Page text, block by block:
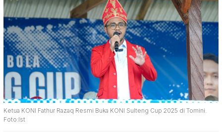
Ketua KONI Fathur Razaq Resmi Buka KONI Sulteng Cup 2025 di Tomini.
Foto:Ist